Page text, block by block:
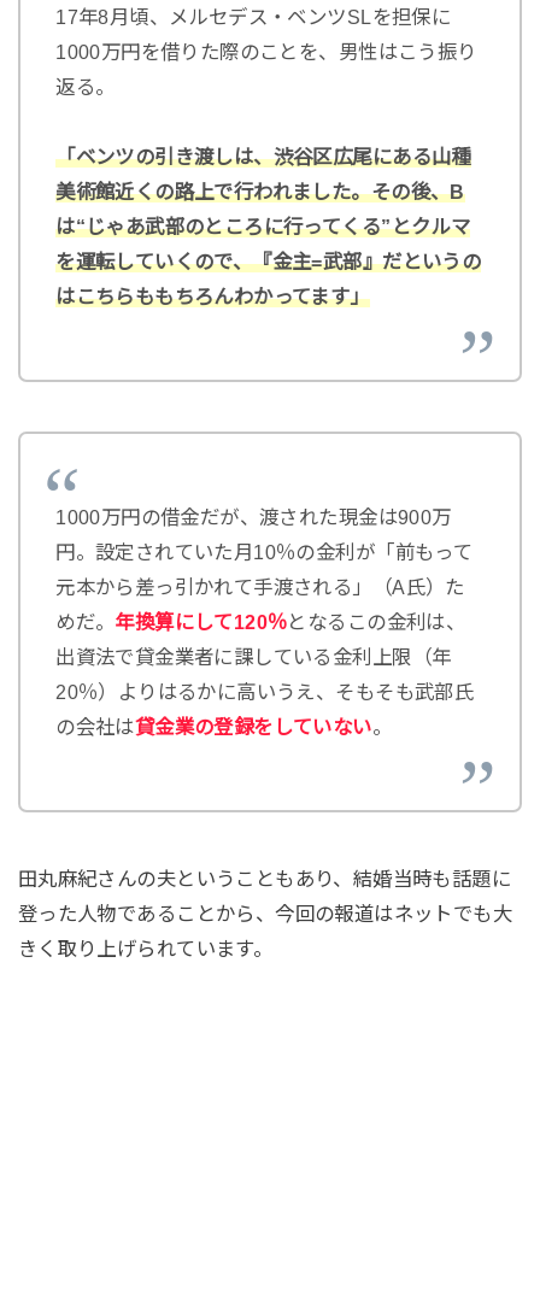
17年8月頃、メルセデス・ベンツSLを担保に
1000万円を借りた際のことを、男性はこう振り
返る。
「ベンツの引き渡しは、渋谷区広尾にある山種
美術館近くの路上で行われました。その後、B
は“じゃあ武部のところに行ってくる”とクルマ
を運転していくので、『金主=武部』だというの
はこちらももちろんわかってます」
1000万円の借金だが、渡された現金は900万
円。設定されていた月10％の金利が「前もって
元本から差っ引かれて手渡される」（A氏）た
めだ。 年換算にして120％となるこの金利は、
出資法で貸金業者に課している金利上限（年
20％）よりはるかに高いうえ、そもそも武部氏
の会社は貸金業の登録をしていない。
田丸麻紀さんの夫ということもあり、結婚当時も話題に
登った人物であることから、今回の報道はネットでも大
きく取り上げられています。